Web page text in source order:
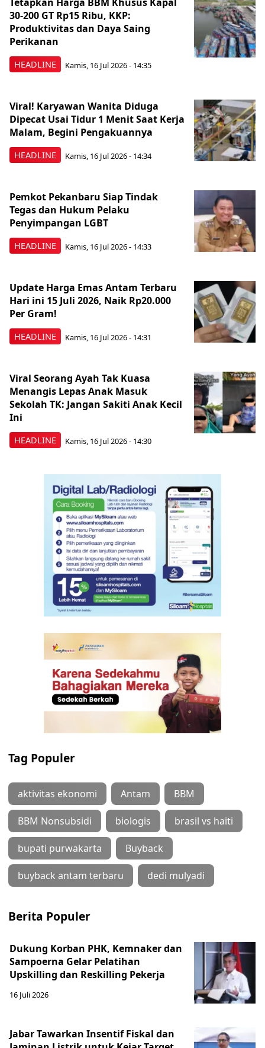
HEADLINE
30-200 GT Rp15 Ribu, KKP:
Produktivitas dan Daya Saing
Perikanan
Kamis, 16 Jul 2026 - 14:35
HEADLINE
Viral! Karyawan Wanita Diduga
Dipecat Usai Tidur 1 Menit Saat Kerja
Malam, Begini Pengakuannya
Kamis, 16 Jul 2026 - 14:34
HEADLINE
Pemkot Pekanbaru Siap Tindak
Tegas dan Hukum Pelaku
Penyimpangan LGBT
Kamis, 16 Jul 2026 - 14:33
HEADLINE
Update Harga Emas Antam Terbaru
Hari ini 15 Juli 2026, Naik Rp20.000
Per Gram!
Kamis, 16 Jul 2026 - 14:31
HEADLINE
Viral Seorang Ayah Tak Kuasa
Menangis Lepas Anak Masuk
Sekolah TK: Jangan Sakiti Anak Kecil
Ini
Kamis, 16 Jul 2026 - 14:30
Tag Populer
aktivitas ekonomi Antam BBM
BBM Nonsubsidi biologis brasil vs haiti
bupati purwakarta Buyback
buyback antam terbaru dedi mulyadi
Berita Populer
Dukung Korban PHK, Kemnaker dan
Sampoerna Gelar Pelatihan
Upskilling dan Reskilling Pekerja
16 Juli 2026
Jabar Tawarkan Insentif Fiskal dan